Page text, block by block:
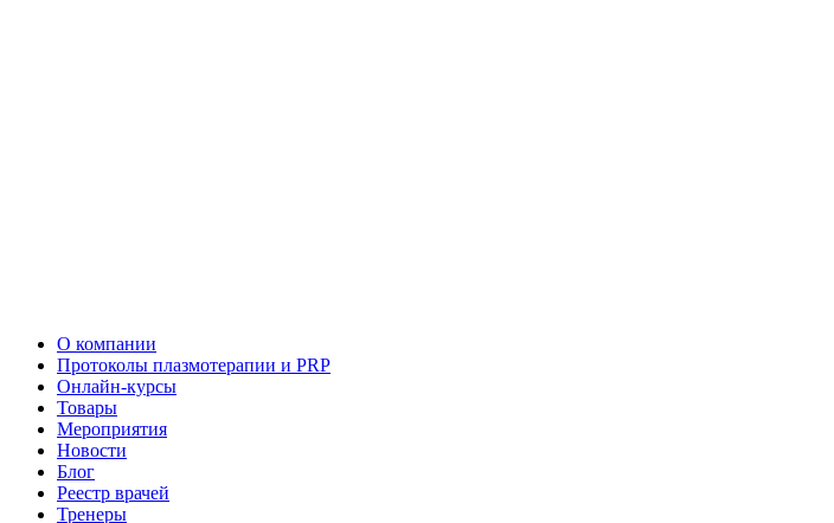
О компании
Протоколы плазмотерапии и PRP
Онлайн-курсы
Товары
Мероприятия
Новости
Блог
Реестр врачей
Тренеры